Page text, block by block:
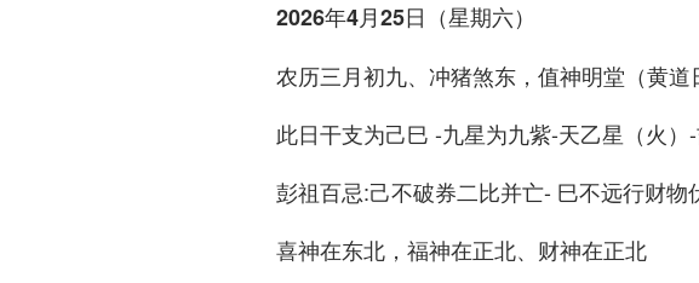
2026年4月25日（星期六）
农历三月初九、冲猪煞东，值神明堂（黄道
此日干支为己巳 -九星为九紫-天乙星（火）
彭祖百忌:己不破券二比并亡- 巳不远行财物
喜神在东北，福神在正北、财神在正北